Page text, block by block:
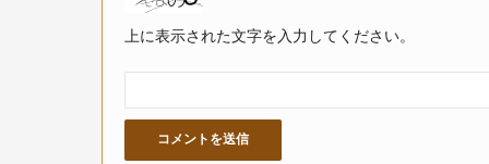
上に表示された文字を入力してください。